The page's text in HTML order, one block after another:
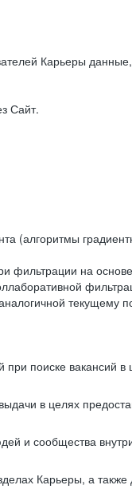
Карьеры
Сайт.
(алгоритмы
на
текущему
поиске вакансий в
в целях
и сообщества
Карьеры, а